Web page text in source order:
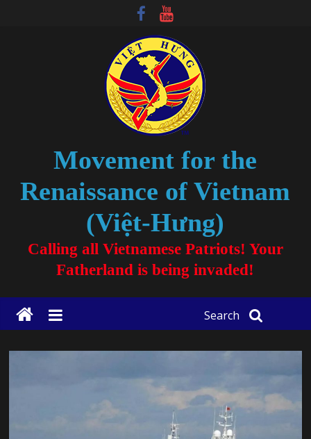
Movement for the
Renaissance of Vietnam
(Việt-Hưng)
Calling all Vietnamese Patriots! Your
Fatherland is being invaded!
Search